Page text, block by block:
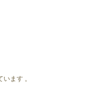
ます 。